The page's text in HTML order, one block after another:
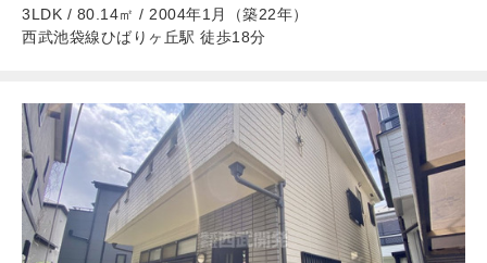
3LDK / 80.14㎡ / 2004年1月（築22年）
西武池袋線ひばりヶ丘駅 徒歩18分